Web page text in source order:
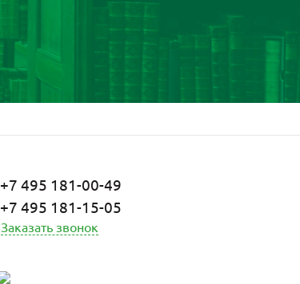
+7 495 181-00-49
+7 495 181-15-05
Заказать звонок